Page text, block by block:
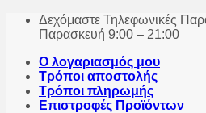
Skip
Δεχόμαστε Τηλεφωνικές
Παρασκευή 9:00 – 21:00
Ο λογαριασμός μου
Τρόποι αποστολής
Τρόποι πληρωμής
Επιστροφές Προϊόντων